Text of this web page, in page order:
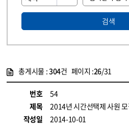
검색
총게시물 :304건 페이지 :26/31
번호
54
제목
2014년 시간선택제 사원
작성일
2014-10-01